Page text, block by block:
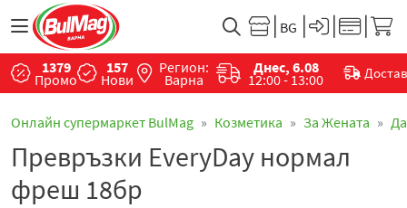
1379
Промо
157
Нови
Регион:
Варна
Днес, 6.08
12:00 - 13:00
Онлайн супермаркет BulMag Козметика За Жената
Превръзки EveryDay нормал
фреш 18бр